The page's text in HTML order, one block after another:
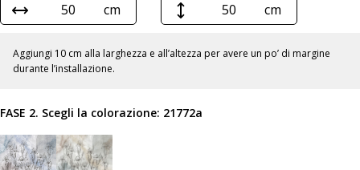
cm cm
Aggiungi 10 cm alla larghezza e all’altezza per avere un po’ di margine
durante l’installazione.
FASE 2. Scegli la colorazione: 21772a